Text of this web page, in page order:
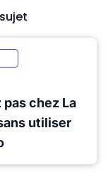
chez La
utiliser